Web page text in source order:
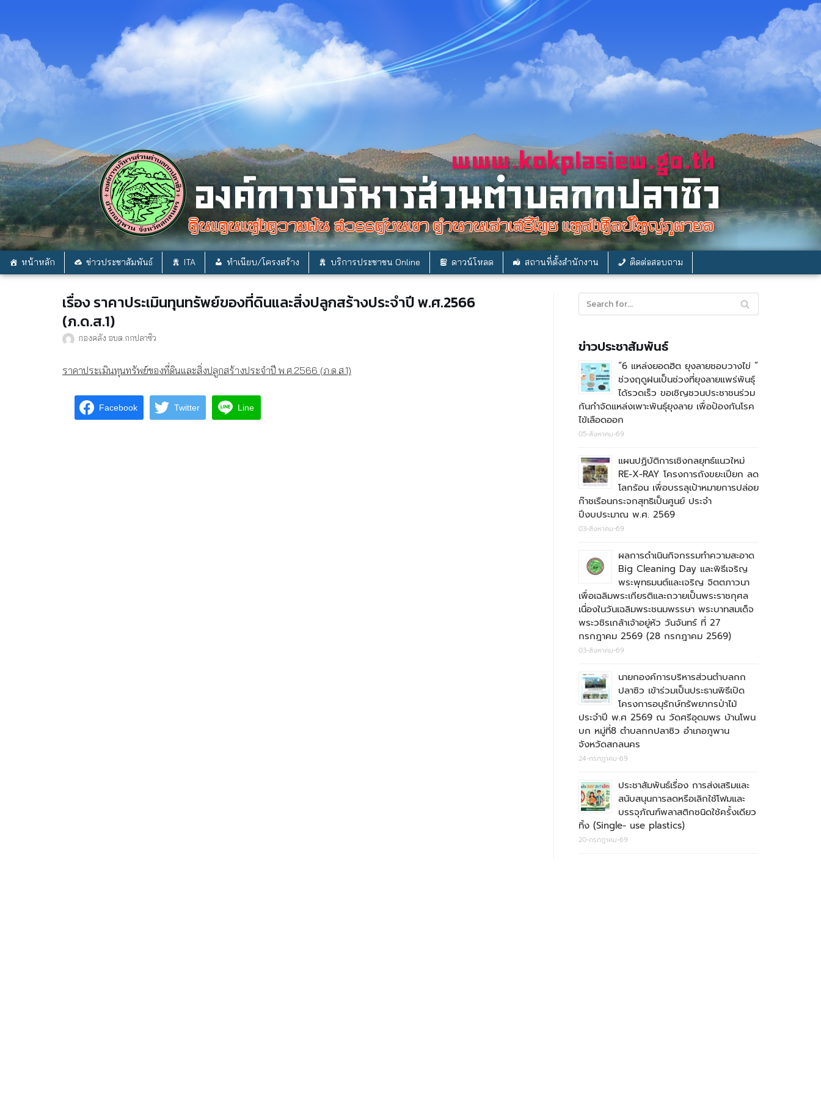
content
หน้าหลัก ข่าวประชาสัมพันธ์ ITA ทำเนียบ/โครงสร้าง บริการประชาชน Online ดาวน์โหลด สถานที่ตั้งสำนักงาน ติดต่อสอบถาม
เรื่อง ราคาประเมินทุนทรัพย์ของที่ดินและสิ่งปลูกสร้างประจำปี พ.ศ.2566
(ภ.ด.ส.1)
กองคลัง อบต.กกปลาซิว
ราคาประเมินทุนทรัพย์ของที่ดินและสิ่งปลูกสร้างประจำปี พ.ศ.2566 (ภ.ด.ส.1)
Facebook Twitter Line
ข่าวประชาสัมพันธ์
“6 แหล่งยอดฮิต ยุงลายชอบวางไข่ ”
ช่วงฤดูฝนเป็นช่วงที่ยุงลายแพร่พันธุ์
ได้รวดเร็ว ขอเชิญชวนประชาชนร่วม
กันกำจัดแหล่งเพาะพันธุ์ยุงลาย เพื่อป้องกันโรค
ไข้เลือดออก
05-สิงหาคม-69
แผนปฏิบัติการเชิงกลยุทธ์แนวใหม่
RE-X-RAY โครงการถังขยะเปียก ลด
โลกร้อน เพื่อบรรลุเป้าหมายการปล่อย
ก๊าชเรือนกระจกสุทธิเป็นศูนย์ ประจำ
ปีงบประมาณ พ.ศ. 2569
03-สิงหาคม-69
ผลการดำเนินกิจกรรมทำความสะอาด
Big Cleaning Day และพิธีเจริญ
พระพุทธมนต์และเจริญ จิตตภาวนา
เพื่อเฉลิมพระเกียรติและถวายเป็นพระราชกุศล
เนื่องในวันเฉลิมพระชนมพรรษา พระบาทสมเด็จ
พระวชิรเกล้าเจ้าอยู่หัว วันจันทร์ ที่ 27
กรกฎาคม 2569 (28 กรกฎาคม 2569)
03-สิงหาคม-69
นายกองค์การบริหารส่วนตำบลกก
ปลาซิว เข้าร่วมเป็นประธานพิธีเปิด
โครงการอนุรักษ์ทรัพยากรป่าไม้
ประจำปี พ.ศ 2569 ณ วัดศรีอุดมพร บ้านโพน
บก หมู่ที่8 ตำบลกกปลาซิว อำเภอภูพาน
จังหวัดสกลนคร
24-กรกฎาคม-69
ประชาสัมพันธ์เรื่อง การส่งเสริมและ
สนับสนุนการลดหรือเลิกใช้โฟมและ
บรรจุภัณฑ์พลาสติกชนิดใช้ครั้งเดียว
ทิ้ง (Single- use plastics)
20-กรกฎาคม-69